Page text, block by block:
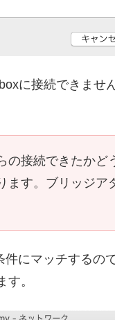
に接続できませ
の接続できたかど
ます。ブリッジア
にマッチするの
。